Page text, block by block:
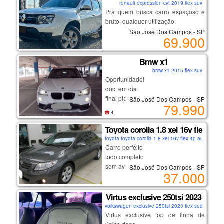
renault expression cvt 2019 flex suv
Pra quem busca carro espaçoso e
bruto, qualquer utilização.
melhor versão, motor sce
indestrutível, corrente de comando.
câmbio cvt imparável, trocas suaves
e consumo baixo.
auxiliar de subida em rampa,
computador de bordo, modo eco.
rodas de liga, ajuste de bancos,
multimídia e muito mais...
segundo dono, nota de zero,
cautelar 100% sem repintura.
oportunidade de adquirir o melhor
da região, confira!
_______________________
São José Dos Campos - SP
69.900
Bmw x1
bmw x1 2015 flex suv
Oportunidade!
doc. em dia
final placa 2São José Dos Campos - SP
79.990
4
Toyota corolla 1.8 xei 16v flex 4p
toyota toyota corolla 1.8 xei 16v flex 4p
Carro perfeito
todo completo
sem avarias
com garantias
São José Dos Campos - SP
37.000
Virtus exclusive 250tsi 2023
volkswagen exclusive 250tsi 2023 flex sedan
Virtus exclusive top de linha de